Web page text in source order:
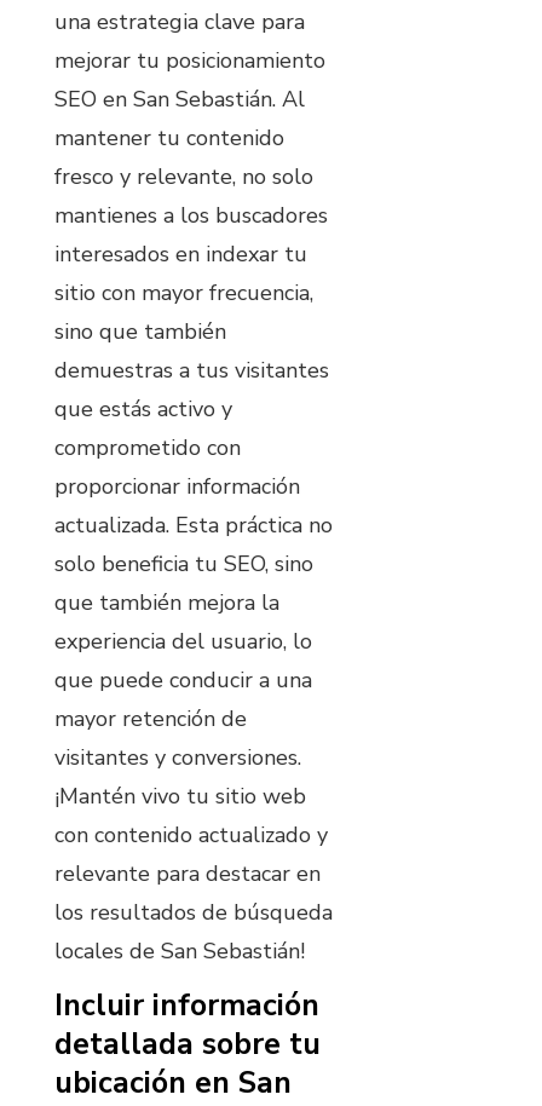
una estrategia clave para
mejorar tu posicionamiento
SEO en San Sebastián. Al
mantener tu contenido
fresco y relevante, no solo
mantienes a los buscadores
interesados en indexar tu
sitio con mayor frecuencia,
sino que también
demuestras a tus visitantes
que estás activo y
comprometido con
proporcionar información
actualizada. Esta práctica no
solo beneficia tu SEO, sino
que también mejora la
experiencia del usuario, lo
que puede conducir a una
mayor retención de
visitantes y conversiones.
¡Mantén vivo tu sitio web
con contenido actualizado y
relevante para destacar en
los resultados de búsqueda
locales de San Sebastián!
Incluir información
detallada sobre tu
ubicación en San